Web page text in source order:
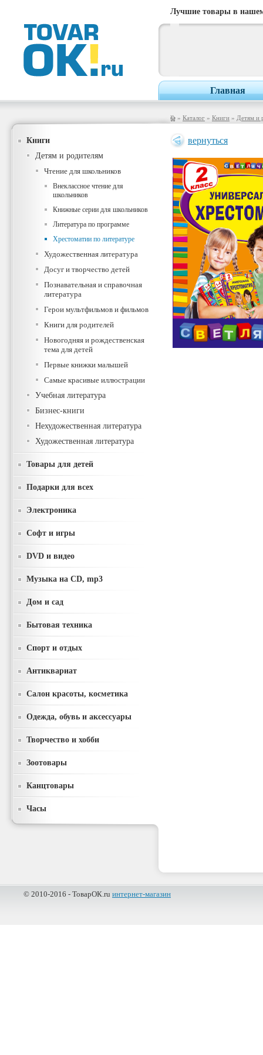
Лучшие товары в
Главная
» Каталог » Книги » Детям и
Книги
Детям и родителям
Чтение для школьников
Внеклассное чтение для
школьников
Книжные серии для школьников
Литература по программе
Хрестоматии по литературе
Художественная литература
Досуг и творчество детей
Познавательная и справочная
литература
Герои мультфильмов и фильмов
Книги для родителей
Новогодняя и рождественская
тема для детей
Первые книжки малышей
Самые красивые иллюстрации
Учебная литература
Бизнес-книги
Нехудожественная литература
Художественная литература
Товары для детей
Подарки для всех
Электроника
Софт и игры
DVD и видео
Музыка на CD, mp3
Дом и сад
Бытовая техника
Спорт и отдых
Антиквариат
Салон красоты, косметика
Одежда, обувь и аксессуары
Творчество и хобби
Зоотовары
Канцтовары
Часы
вернуться
© 2010-2016 - ТоварОК.ru интернет-магазин